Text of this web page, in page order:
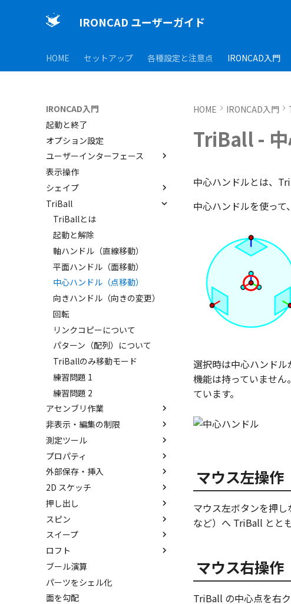
IRONCAD ユーザーガイド
HOME セットアップ 各種設定と注意点 IRONCAD入門
IRONCAD入門
起動と終了
オプション設定
ユーザーインターフェース
ユーザーインターフェースと各
部名称
インターフェースのカスタマイ
ズ
表示操作
シェイプ
IRONCAD で扱う要素
要素の選択方法
カタログからのドラッグ＆ドロ
ップによるモデリング
SmartSnap（スマートスナッ
プ）機能
IntelliShape のサイズ編集
カーネルの切り替え
ストラクチャパーツについて
アクティブに設定
内部リンク
要素の置き換え
TriBall
TriBallとは
起動と解除
軸ハンドル（直線移動）
平面ハンドル（面移動）
中心ハンドル（点移動）
向きハンドル（向きの変更）
回転
リンクコピーについて
パターン（配列）について
TriBallのみ移動モード
練習問題 1
練習問題 2
アセンブリ作業
アセンブリの作成と解除
アセンブリ構造の変更
アセンブリミラー
アセンブリフィーチャ 押し出
しカット
アセンブリフィーチャ 穴
ベンド
非表示・編集の制限
概要
非表示
抑制[非表示]
ゴーストパーツに設定
その他の機能
測定ツール
SmartDimension
その他の測定ツール
Triball 機能で寸法作成
プロパティ
パーツ プロパティ
アセンブリ プロパティ
既定のプロパティ項目の活用
カスタムプロパティ
外部保存・挿入
外部保存
挿入
2D スケッチ
2Dシェイプ
作図
編集
移動/コピー
回転
サイズ変更
オフセット
DWG/DXF のインポート
拘束
表示
押し出し
押し出し
押し出しウィザード
簡単押し出し
選択した面を押し出し
スケッチを抽出
スピン
スピン
スピンウィザード
簡単スピン
スケッチを抽出
スイープ
スイープ
スイープウィザード
簡単スイープ
スケッチを抽出
ロフト
ロフト
ロフトウィザード
簡単ロフト
ブール演算
パーツをシェル化
面を勾配
HOME IRONCAD入門
TriBall - 中
中心ハンドルとは、
中心ハンドルを使って
選択時は中心ハンド
機能は持っていませ
ています。
マウス左操作
マウス左ボタンを押
など）へ TriBall とと
マウス右操作
TriBall の中心点を右